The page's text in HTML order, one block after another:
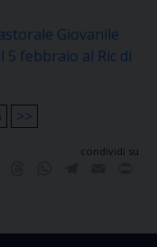
Giovanile
5 febbraio al Ric di
>>
condividi su